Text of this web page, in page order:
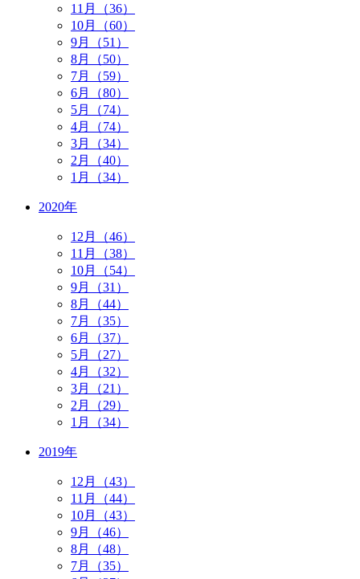
11月（36）
10月（60）
9月（51）
8月（50）
7月（59）
6月（80）
5月（74）
4月（74）
3月（34）
2月（40）
1月（34）
2020年
12月（46）
11月（38）
10月（54）
9月（31）
8月（44）
7月（35）
6月（37）
5月（27）
4月（32）
3月（21）
2月（29）
1月（34）
2019年
12月（43）
11月（44）
10月（43）
9月（46）
8月（48）
7月（35）